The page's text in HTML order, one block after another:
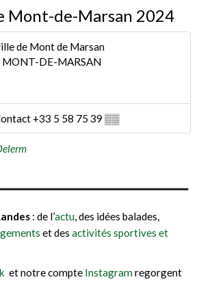
Mont-de-Marsan 2024
de Mont de Marsan
DE-MARSAN
+33 5 58 75 39 ▒▒
: de l’actu, des idées balades,
et des activités sportives et
et notre compte Instagramregorgent